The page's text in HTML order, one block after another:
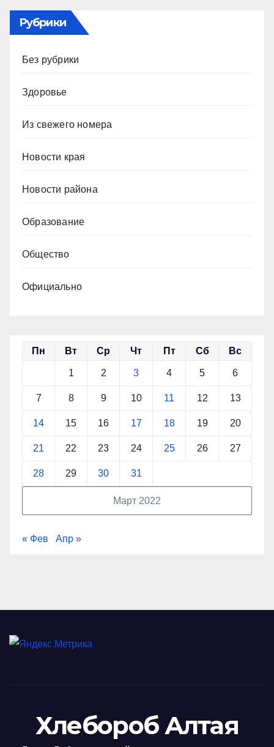
Рубрики
Без рубрики
Здоровье
Из свежего номера
Новости края
Новости района
Образование
Общество
Официально
Март 2022
Пн Вт Ср Чт Пт Сб Вс
1 2 3 4 5 6
7 8 9 10 11 12 13
14 15 16 17 18 19 20
21 22 23 24 25 26 27
28 29 30 31
« Фев Апр »
Хлебороб Алтая